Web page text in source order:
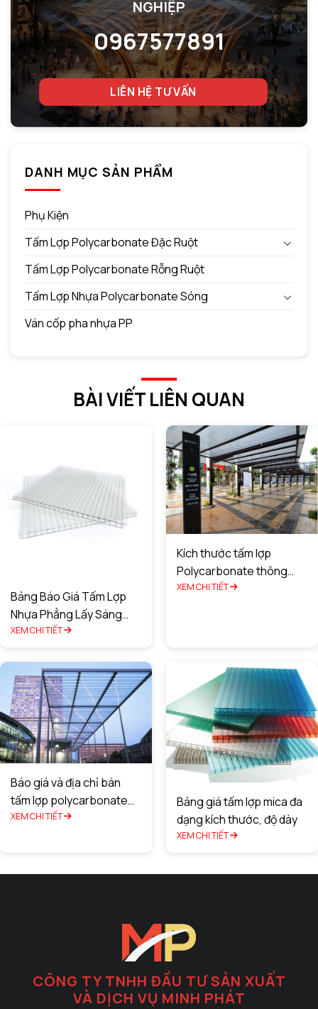
NGHIỆP
0967577891
LIÊN HỆ TƯ VẤN
DANH MỤC SẢN PHẨM
Phụ Kiện
Tấm Lợp Polycarbonate Đặc Ruột
Tấm Lợp Polycarbonate Rỗng Ruột
Tấm Lợp Nhựa Polycarbonate Sóng
Ván cốp pha nhựa PP
BÀI VIẾT LIÊN QUAN
Bảng Báo Giá Tấm Lợp
Nhựa Phẳng Lấy Sáng
Chất Lượng Tốt Nhất
XEM CHI TIẾT
Kích thước tấm lợp
Polycarbonate thông
minh là bao nhiêu?
XEM CHI TIẾT
Báo giá và địa chỉ bán
tấm lợp polycarbonate
tại Hà Nội 2025
XEM CHI TIẾT
Bảng giá tấm lợp mica đa
dạng kích thước, độ dày
XEM CHI TIẾT
CÔNG TY TNHH ĐẦU TƯ SẢN XUẤT
VÀ DỊCH VỤ MINH PHÁT